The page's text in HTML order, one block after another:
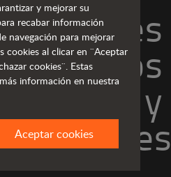
versátiles
y mejorar su
recabar información
navegación para mejorar
cookies al clicar en ¨Aceptar
cookies¨. Estas
información en nuestra
Aceptar cookies